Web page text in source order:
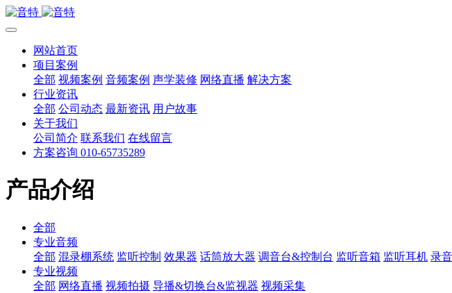
网站首页
项目案例
全部 视频案例 音频案例 声学装修 网络直播 解决方案
行业资讯
全部 公司动态 最新资讯 用户故事
关于我们
公司简介 联系我们 在线留言
方案咨询 010-65735289
产品介绍
全部
专业音频
全部 混录棚系统 监听控制 效果器 话筒放大器 调音台&控制台 监听音箱 监听耳机 录
专业视频
全部 网络直播 视频拍摄 导播&切换台&监视器 视频采集